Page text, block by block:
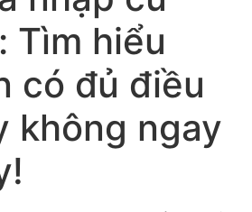
Tìm hiểu
có đủ điều
không ngay